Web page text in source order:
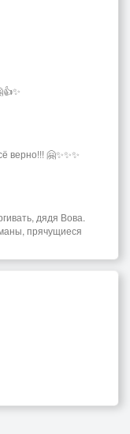
верно!!! 🤗✨✨✨
дядя Вова.
прячущиеся